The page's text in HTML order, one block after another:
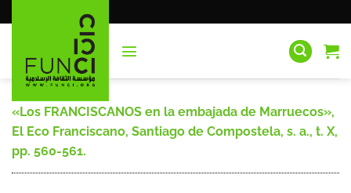
al
«Los FRANCISCANOS en la embajada de Marruecos»,
El Eco Franciscano, Santiago de Compostela, s. a., t. X,
pp. 560-561.